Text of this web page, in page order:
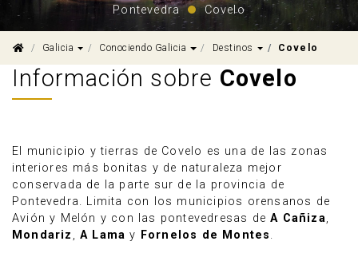
Pontevedra Covelo
Galicia Dropdown
Conociendo Galicia Dropdown
Destinos Dropdown
Covelo
Información sobre Covelo
El municipio y tierras de Covelo es una de las zonas
interiores más bonitas y de naturaleza mejor
conservada de la parte sur de la provincia de
Pontevedra. Limita con los municipios orensanos de
Avión y Melón y con las pontevedresas deA Cañiza,
Mondariz ,A Lama y Fornelos de Montes.